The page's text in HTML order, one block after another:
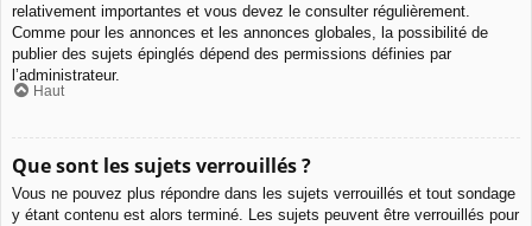
relativement importantes et vous devez le consulter régulièrement.
Comme pour les annonces et les annonces globales, la possibilité de
publier des sujets épinglés dépend des permissions définies par
l’administrateur.
Haut
Que sont les sujets verrouillés ?
Vous ne pouvez plus répondre dans les sujets verrouillés et tout sondage
y étant contenu est alors terminé. Les sujets peuvent être verrouillés pour